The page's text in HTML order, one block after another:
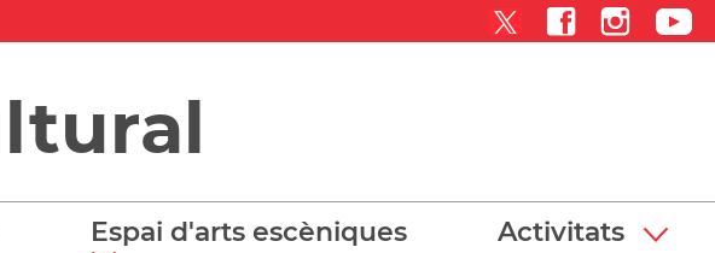
Espai d'arts escèniques Activitats